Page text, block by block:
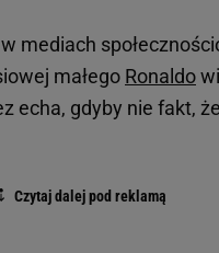
mediach
małego Ronaldo
echa, gdyby nie fakt,